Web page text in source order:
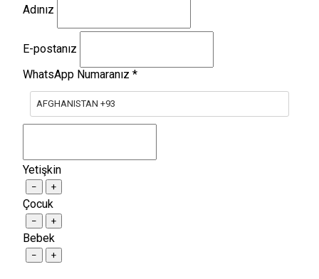
Adınız
E-postanız
WhatsApp Numaranız *
AFGHANISTAN +93
Yetişkin
− +
Çocuk
− +
Bebek
− +